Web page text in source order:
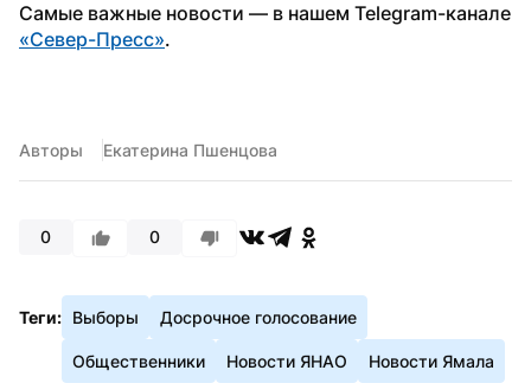
«Север-Пресс».
Авторы Екатерина Пшенцова
0 0
Теги: Выборы Досрочное голосование
Общественники Новости ЯНАО Новости Ямала